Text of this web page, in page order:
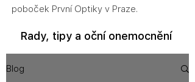
poboček První Optiky v Praze.
Rady, tipy a oční onemocnění
Blog